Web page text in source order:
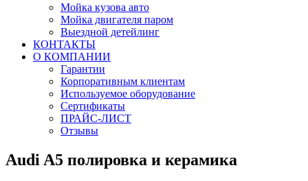
Мойка кузова авто
Мойка двигателя паром
Выездной детейлинг
КОНТАКТЫ
О КОМПАНИИ
Гарантии
Корпоративным клиентам
Используемое оборудование
Сертификаты
ПРАЙС-ЛИСТ
Отзывы
Audi A5 полировка и керамика